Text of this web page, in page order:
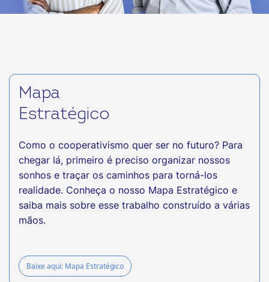
Mapa
Estratégico
Como o cooperativismo quer ser no futuro? Para
chegar lá, primeiro é preciso organizar nossos
sonhos e traçar os caminhos para torná-los
realidade. Conheça o nosso Mapa Estratégico e
saiba mais sobre esse trabalho construído a várias
mãos.
Baixe aqui: Mapa Estratégico